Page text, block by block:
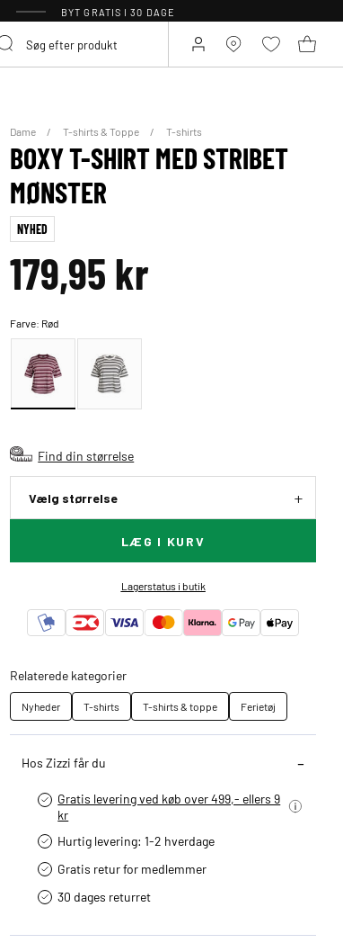
BYT GRATIS I 30 DAGE
Dame T-shirts & Toppe T-shirts
BOXY T-SHIRT MED STRIBET
MØNSTER
NYHED
179,95 kr
Farve: Rød
Find din størrelse
Vælg størrelse
LÆG I KURV
Lagerstatus i butik
Relaterede kategorier
Nyheder T-shirts T-shirts & toppe Ferietøj
Hos Zizzi får du
Gratis levering ved køb over 499,- ellers 9
kr
Hurtig levering­: 1-2 hverdage
Gratis retur for medlemmer
30 dages returret